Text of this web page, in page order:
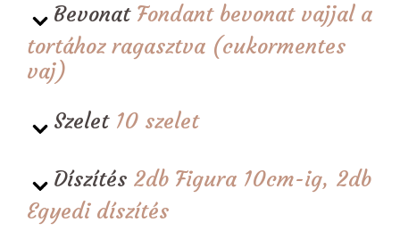
Bevonat Fondant bevonat vajjal a
tortához ragasztva (cukormentes
vaj)
Szelet 10 szelet
Díszítés 2db Figura 10cm-ig, 2db
Egyedi díszítés